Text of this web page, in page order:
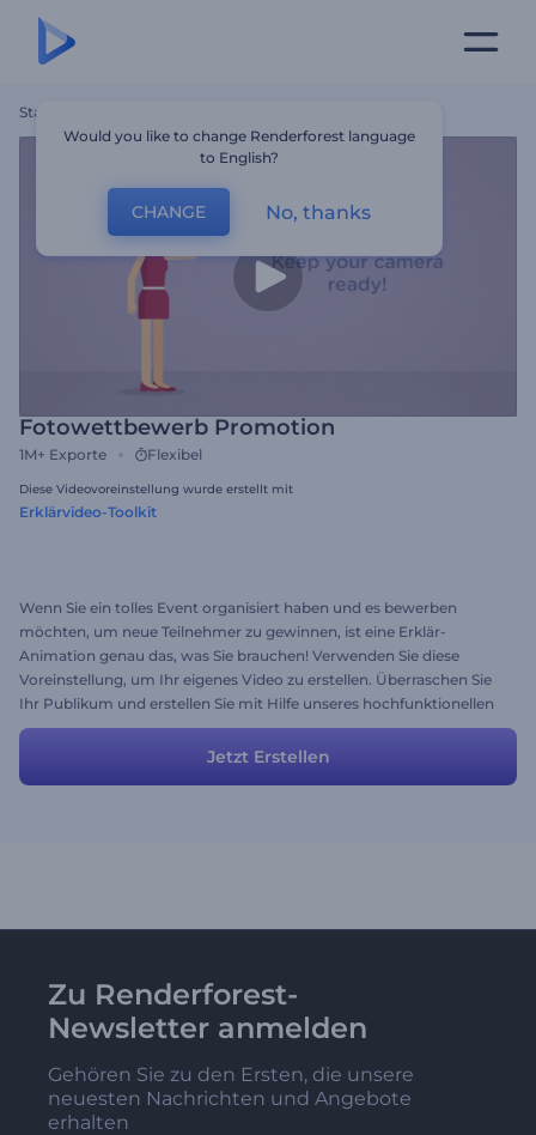
Startseite
Fotowettbewerb Promotion
1M+ Exporte Flexibel
Diese Videovoreinstellung wurde erstellt mit
Erklärvideo-Toolkit
Wenn Sie ein tolles Event organisiert haben und es bewerben
möchten, um neue Teilnehmer zu gewinnen, ist eine Erklär-
Animation genau das, was Sie brauchen! Verwenden Sie diese
Voreinstellung, um Ihr eigenes Video zu erstellen. Überraschen Sie
Ihr Publikum und erstellen Sie mit Hilfe unseres hochfunktionellen
Erklär-Video Toolkits ein faszinierendes Video.
Jetzt Erstellen
Zu Renderforest-
Newsletter anmelden
Gehören Sie zu den Ersten, die unsere
neuesten Nachrichten und Angebote
erhalten
Would you like to change Renderforest language
to English?
CHANGE No, thanks